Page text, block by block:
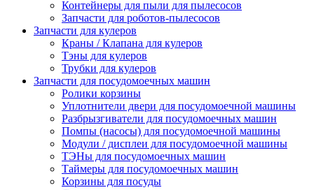
Контейнеры для пыли для пылесосов
Запчасти для роботов-пылесосов
Запчасти для кулеров
Краны / Клапана для кулеров
Тэны для кулеров
Трубки для кулеров
Запчасти для посудомоечных машин
Ролики корзины
Уплотнители двери для посудомоечной машины
Разбрызгиватели для посудомоечных машин
Помпы (насосы) для посудомоечной машины
Модули / дисплеи для посудомоечной машины
ТЭНы для посудомоечных машин
Таймеры для посудомоечных машин
Корзины для посуды